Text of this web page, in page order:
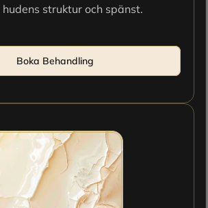
struktur och spänst.
Boka Behandling